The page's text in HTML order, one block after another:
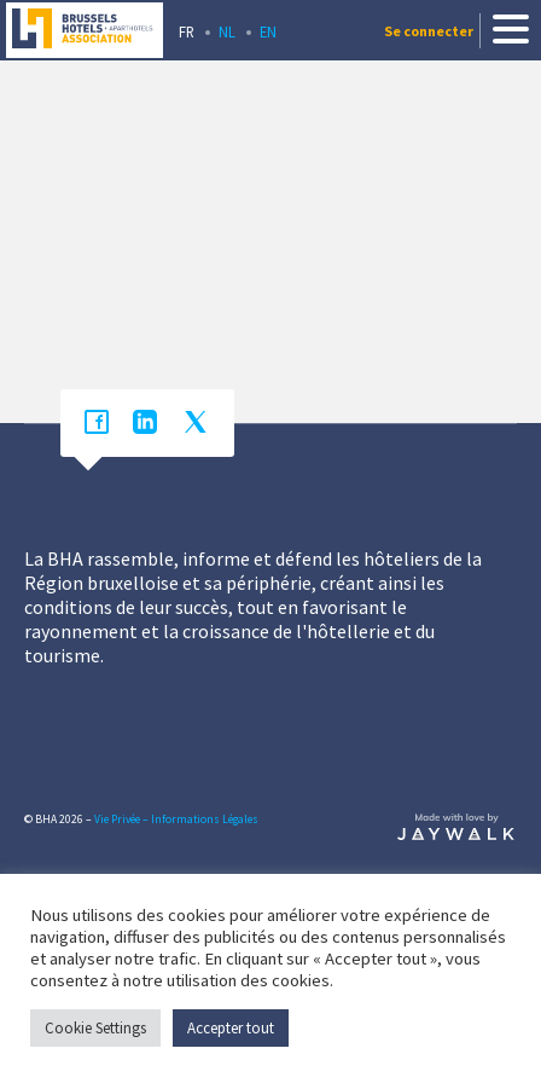
FR NL EN Se connecter
La BHA rassemble, informe et défend les hôteliers de la
Région bruxelloise et sa périphérie, créant ainsi les
conditions de leur succès, tout en favorisant le
rayonnement et la croissance de l'hôtellerie et du
tourisme.
© BHA 2026 –Vie Privée – Informations Légales
Nous utilisons des cookies pour améliorer votre expérience de
navigation, diffuser des publicités ou des contenus personnalisés
et analyser notre trafic. En cliquant sur « Accepter tout », vous
consentez à notre utilisation des cookies.
Cookie Settings Accepter tout